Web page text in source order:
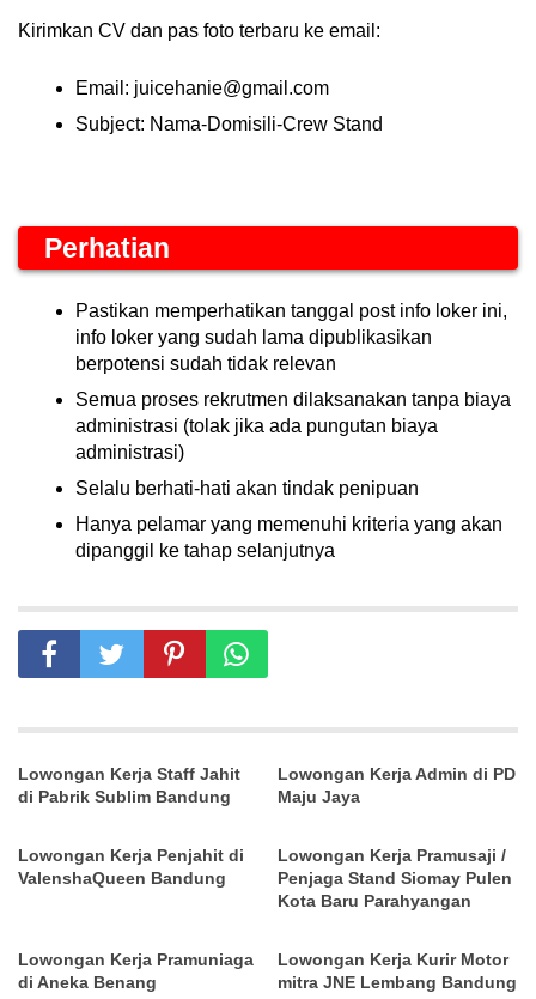
Kirimkan CV dan pas foto terbaru ke email:
Email: juicehanie@gmail.com
Subject: Nama-Domisili-Crew Stand
Perhatian
Pastikan memperhatikan tanggal post info loker ini,
info loker yang sudah lama dipublikasikan
berpotensi sudah tidak relevan
Semua proses rekrutmen dilaksanakan tanpa biaya
administrasi (tolak jika ada pungutan biaya
administrasi)
Selalu berhati-hati akan tindak penipuan
Hanya pelamar yang memenuhi kriteria yang akan
dipanggil ke tahap selanjutnya
Lowongan Kerja Staff Jahit
di Pabrik Sublim Bandung
Lowongan Kerja Admin di PD
Maju Jaya
Lowongan Kerja Penjahit di
ValenshaQueen Bandung
Lowongan Kerja Pramusaji /
Penjaga Stand Siomay Pulen
Kota Baru Parahyangan
Lowongan Kerja Pramuniaga
di Aneka Benang
Lowongan Kerja Kurir Motor
mitra JNE Lembang Bandung